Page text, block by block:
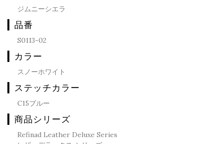
ジムニーシエラ
品番
S0113-02
カラー
スノーホワイト
ステッチカラー
C15ブルー
商品シリーズ
Refinad Leather Deluxe Series